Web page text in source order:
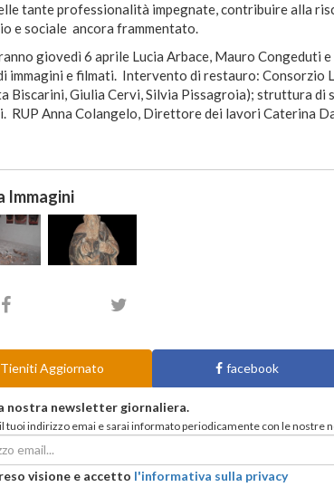
tante professionalità impegnate, contribuire alla
e sociale ancora frammentato.
giovedì 6 aprile Lucia Arbace, Mauro Congeduti
immagini e filmati. Intervento di restauro: Consorzio
Biscarini, Giulia Cervi, Silvia Pissagroia); struttura di
RUP Anna Colangelo, Direttore dei lavori Caterina
Immagini
Tieniti Aggiornato facebook
nostra newsletter giornaliera.
tuoi indirizzo emai e sarai informato periodicamente con le nostre
visione e accetto l'informativa sulla privacy